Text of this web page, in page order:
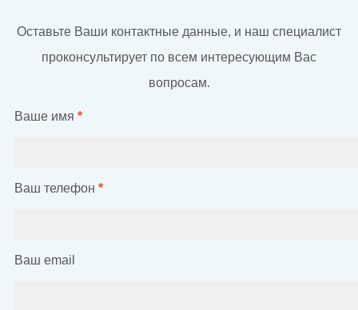
Оставьте Ваши контактные данные, и наш специалист
проконсультирует по всем интересующим Вас
вопросам.
Ваше имя *
Ваш телефон *
Ваш email